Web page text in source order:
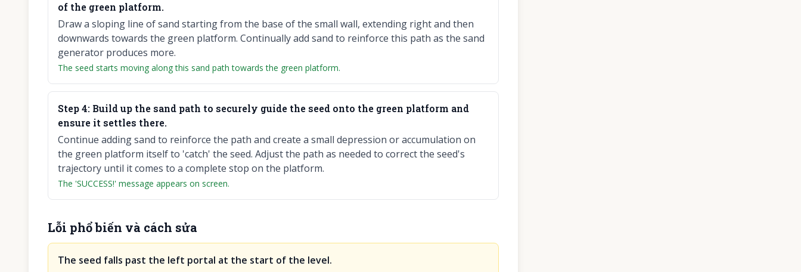
of the green platform.
Draw a sloping line of sand starting from the base of the small wall, extending right and then
downwards towards the green platform. Continually add sand to reinforce this path as the sand
generator produces more.
The seed starts moving along this sand path towards the green platform.
Step4: Build up the sand path to securely guide the seed onto the green platform and
ensure it settles there.
Continue adding sand to reinforce the path and create a small depression or accumulation on
the green platform itself to 'catch' the seed. Adjust the path as needed to correct the seed's
trajectory until it comes to a complete stop on the platform.
The 'SUCCESS!' message appears on screen.
Lỗi phổ biến và cách sửa
The seed falls past the left portal at the start of the level.